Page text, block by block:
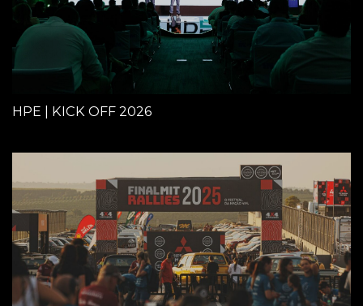
HPE | KICK OFF 2026